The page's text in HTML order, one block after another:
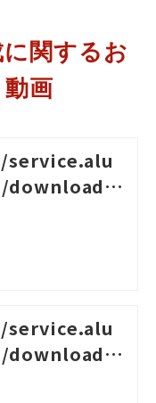
関するお
画
download/4
download/6